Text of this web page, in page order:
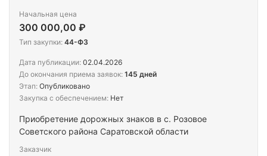
Приобретение дорожных знаков в с. Розовое
Советского района Саратовской области
Заказчик
Начальная цена
300 000,00 ₽
Тип закупки: 44-ФЗ
Дата публикации: 02.04.2026
До окончания приема заявок: 145 дней
Этап: Опубликовано
Закупка с обеспечением: Нет